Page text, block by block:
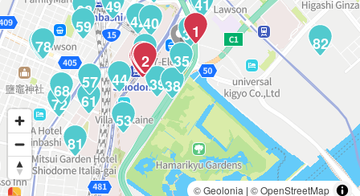
83 82
81
79
78
72
68
62
61
59
57
53
49
44
42
41
40
3938
37
36
35
6
5
43
2
1